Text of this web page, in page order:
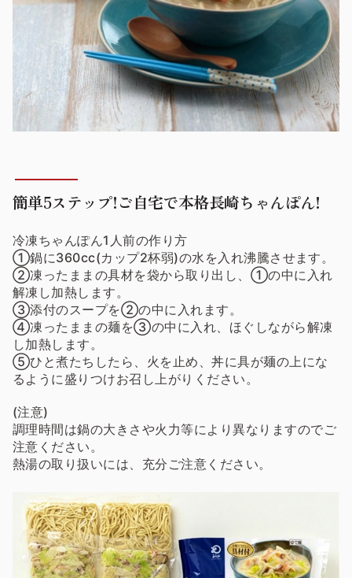
簡単5ステップ!ご自宅で本格長崎ちゃんぽん!
冷凍ちゃんぽん1人前の作り方
①鍋に360cc(カップ2杯弱)の水を入れ沸騰させます。
②凍ったままの具材を袋から取り出し、①の中に入れ
解凍し加熱します。
③添付のスープを②の中に入れます。
④凍ったままの麺を③の中に入れ、ほぐしながら解凍
し加熱します。
⑤ひと煮たちしたら、火を止め、丼に具が麺の上にな
るように盛りつけお召し上がりください。
(注意)
調理時間は鍋の大きさや火力等により異なりますのでご
注意ください。
熱湯の取り扱いには、充分ご注意ください。